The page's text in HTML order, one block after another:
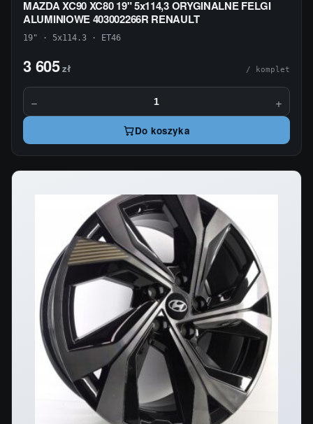
MAZDA XC90 XC80 19" 5x114,3 ORYGINALNE FELGI
ALUMINIOWE 403002266R RENAULT
19" · 5x114.3 · ET46
3 605zł / komplet
− +
Do koszyka